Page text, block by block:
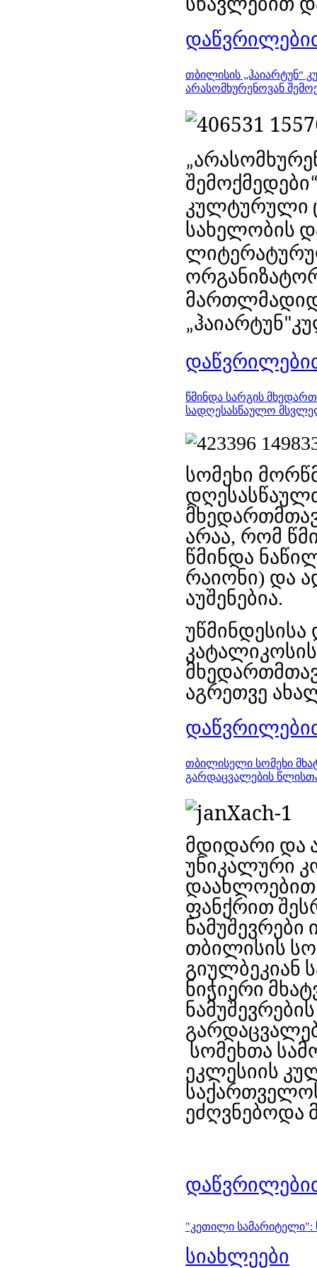
თბილისის „ჰაიარტუნ“
არასომხურენოვან
„
შემოქმედები
კულტურული
სახელობის
„ჰაიარტუნ"
წმინდა სარგის
სადღესასწაულო
სომეხი
დღესასწაულ
არაა, რომ
წმინდა
რაიონი) და
აუშენებია.
აგრეთვე
თბილისელი სომეხი
გარდაცვალების
მდიდარი და
უნიკალური
დაახლოებით
ფანქრით
ნამუშევრები
თბილისის
გიულბეკიან
ნიჭიერი
სომეხთა
ეკლესიის
ეძღვნებოდა
"კეთილი სამარიტელი":
სიახლეები